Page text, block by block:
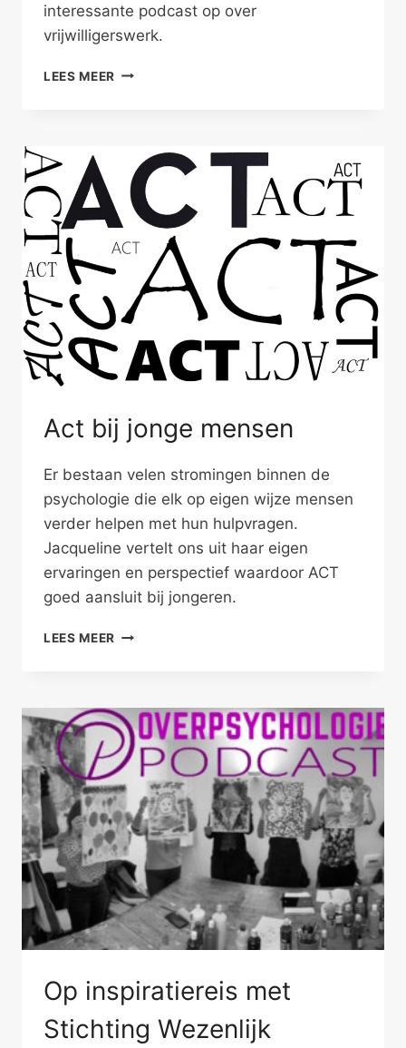
interessante podcast op over
vrijwilligerswerk.
LEES MEER “HET
VRIJWILLIGER
TE
ZIJN”
Act bij jonge mensen
Er bestaan velen stromingen binnen de
psychologie die elk op eigen wijze mensen
verder helpen met hun hulpvragen.
Jacqueline vertelt ons uit haar eigen
ervaringen en perspectief waardoor ACT
goed aansluit bij jongeren.
LEES MEER ACT
Op inspiratiereis met
Stichting Wezenlijk